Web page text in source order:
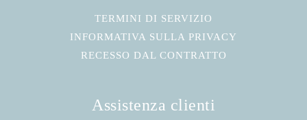
TERMINI DI SERVIZIO
INFORMATIVA SULLA PRIVACY
RECESSO DAL CONTRATTO
Assistenza clienti